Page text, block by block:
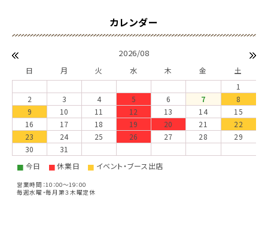
2026/08
日 月 火 水 木 金
土
1
2
3 4 5 6 7
8
9
10 11 12 13 14
15
16
17 18 19 20 21
22
23
24 25 26 27 28
29
30
31
■ 今日 ■休業日 ■ イベント・ブース出店
営業時間：10：00～19：00
毎週水曜・毎月第３木曜定休